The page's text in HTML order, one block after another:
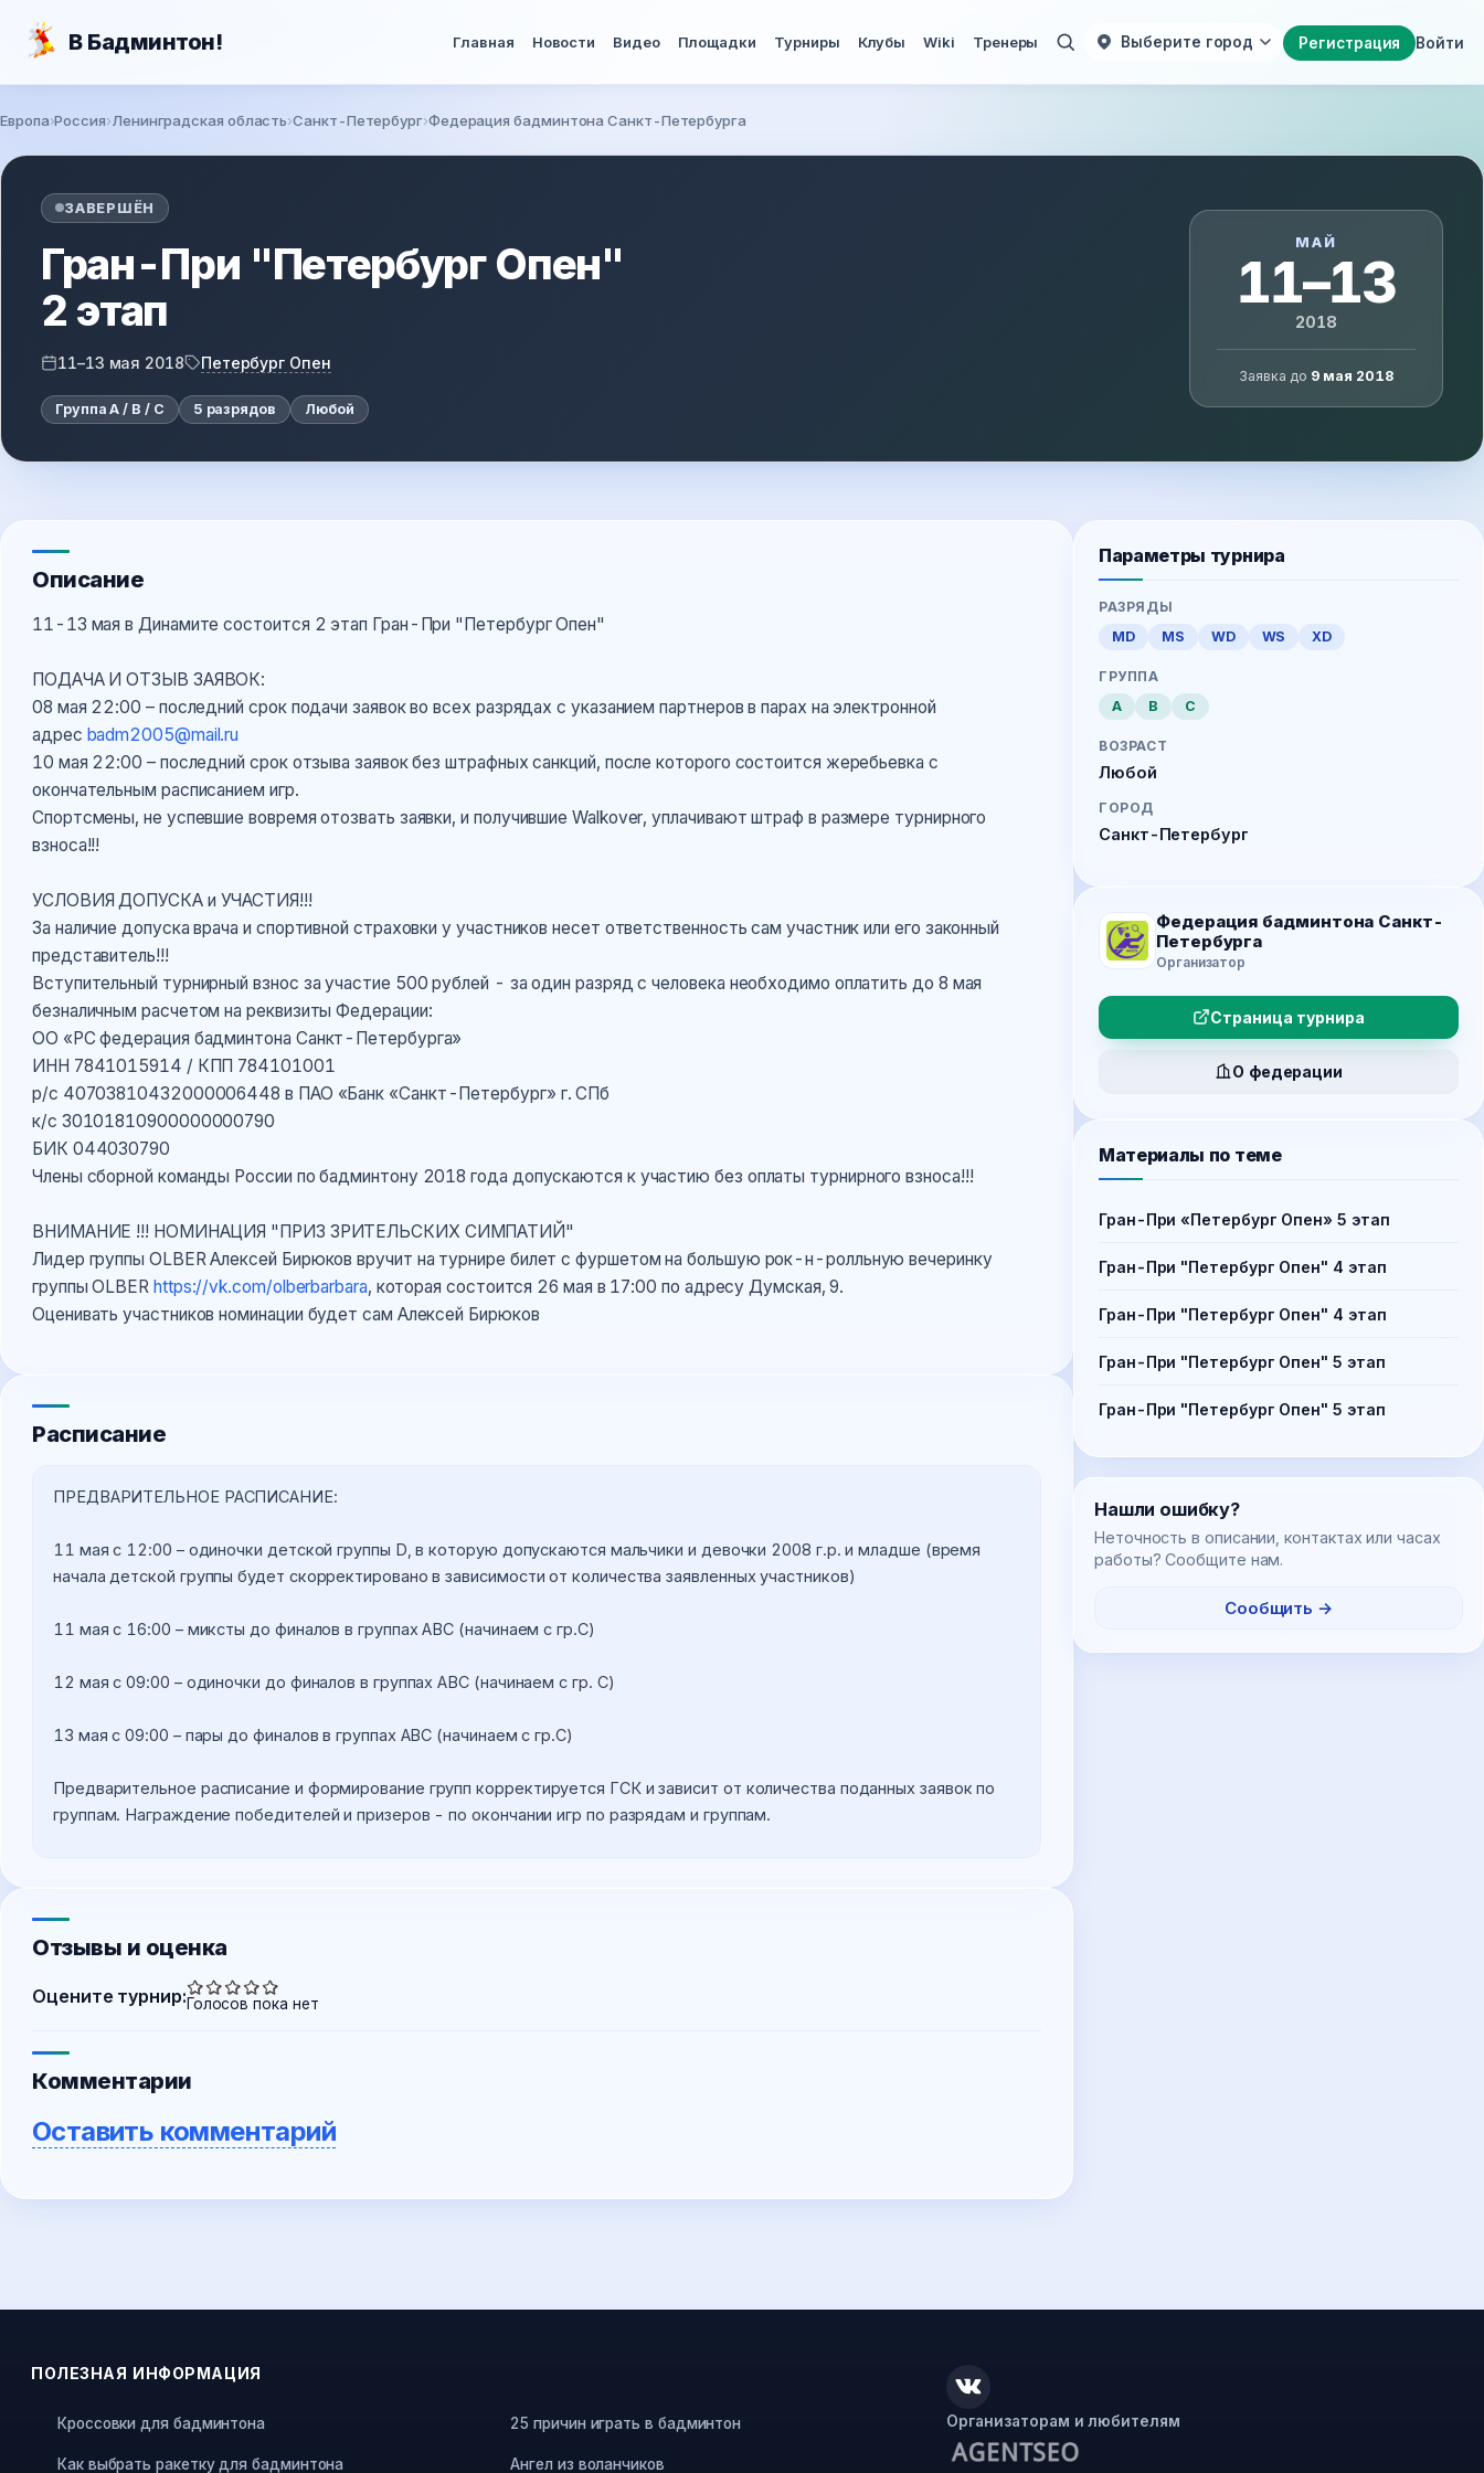
В Бадминтон! Главная Новости Видео Площадки Турниры Клубы Wiki Тренеры Регистрация Войти
Выберите город
Вы здесь
Европа Россия Ленинградская область Санкт-Петербург Федерация бадминтона Санкт-Петербурга
ЗАВЕРШЁН
Гран-При "Петербург Опен"
2 этап
11–13 мая 2018 Петербург Опен
Группа A / B / C 5 разрядов Любой
МАЙ
11–13
2018
Заявка до 9 мая 2018
Описание
11-13 мая в Динамите состоится 2 этап Гран-При "Петербург Опен"
ПОДАЧА И ОТЗЫВ ЗАЯВОК:
08 мая 22:00 – последний срок подачи заявок во всех разрядах с указанием партнеров в парах на электронной
адрес badm2005@mail.ru
10 мая 22:00 – последний срок отзыва заявок без штрафных санкций, после которого состоится жеребьевка с
окончательным расписанием игр.
Спортсмены, не успевшие вовремя отозвать заявки, и получившие Walkover, уплачивают штраф в размере турнирного
взноса!!!
УСЛОВИЯ ДОПУСКА и УЧАСТИЯ!!!
За наличие допуска врача и спортивной страховки у участников несет ответственность сам участник или его законный
представитель!!!
Вступительный турнирный взнос за участие 500 рублей - за один разряд с человека необходимо оплатить до 8 мая
безналичным расчетом на реквизиты Федерации:
ОО «РС федерация бадминтона Санкт-Петербурга»
ИНН 7841015914 / КПП 784101001
р/с 40703810432000006448 в ПАО «Банк «Санкт-Петербург» г. СПб
к/с 30101810900000000790
БИК 044030790
Члены сборной команды России по бадминтону 2018 года допускаются к участию без оплаты турнирного взноса!!!
ВНИМАНИЕ !!! НОМИНАЦИЯ "ПРИЗ ЗРИТЕЛЬСКИХ СИМПАТИЙ"
Лидер группы OLBER Алексей Бирюков вручит на турнире билет с фуршетом на большую рок-н-ролльную вечеринку
группы OLBER https://vk.com/olberbarbara, которая состоится 26 мая в 17:00 по адресу Думская, 9.
Оценивать участников номинации будет сам Алексей Бирюков
Расписание
ПРЕДВАРИТЕЛЬНОЕ РАСПИСАНИЕ:
11 мая с 12:00 – одиночки детской группы D, в которую допускаются мальчики и девочки 2008 г.р. и младше (время
начала детской группы будет скорректировано в зависимости от количества заявленных участников)
11 мая с 16:00 – миксты до финалов в группах АВС (начинаем с гр.С)
12 мая с 09:00 – одиночки до финалов в группах АВС (начинаем с гр. С)
13 мая с 09:00 – пары до финалов в группах АВС (начинаем с гр.С)
Предварительное расписание и формирование групп корректируется ГСК и зависит от количества поданных заявок по
группам. Награждение победителей и призеров - по окончании игр по разрядам и группам.
Отзывы и оценка
Оцените турнир:Голосов пока нет
Комментарии
Оставить комментарий
Параметры турнира
РАЗРЯДЫ
MD
MS WD WS XD
ГРУППА
A
B C
ВОЗРАСТ
Любой
ГОРОД
Санкт-Петербург
Федерация бадминтона Санкт-
Петербурга
Организатор
Страница турнира
О федерации
Материалы по теме
Гран-При «Петербург Опен» 5 этап
Гран-При "Петербург Опен" 4 этап
Гран-При "Петербург Опен" 4 этап
Гран-При "Петербург Опен" 5 этап
Гран-При "Петербург Опен" 5 этап
Нашли ошибку?
Неточность в описании, контактах или часах
работы? Сообщите нам.
Сообщить →
ПОЛЕЗНАЯ ИНФОРМАЦИЯ
Кроссовки для бадминтона
Как выбрать ракетку для бадминтона
25 причин играть в бадминтон
Ангел из воланчиков
Организаторам и любителям